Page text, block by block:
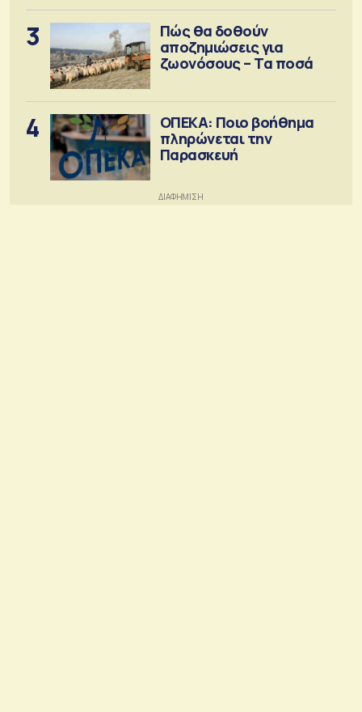
3
Πώς θα δοθούν
αποζημιώσεις για
ζωονόσους – Τα ποσά
4
ΟΠΕΚΑ: Ποιο βοήθημα
πληρώνεται την
Παρασκευή